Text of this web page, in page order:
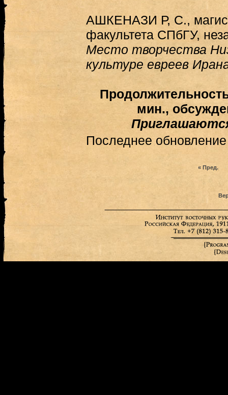
АШКЕНАЗИ Р, С.,
факультета СПбГУ,
Место творчества
культуре евреев
мин.,
Последнее
« Пред.